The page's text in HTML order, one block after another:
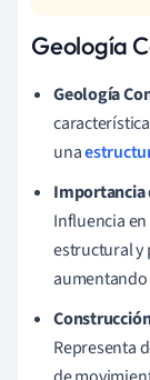
Geología
Geología
una
Importancia
Influencia
estructural y
Representa